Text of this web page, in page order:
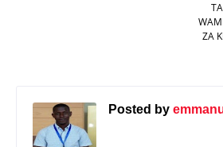
ZA
Posted by